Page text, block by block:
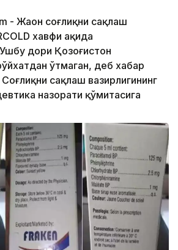
- Жаҳон соғлиқни сақлаш
хавфи ҳақида
дори Қозоғистон
ўтмаган, деб хабар
сақлаш вазирлигининг
назорати қўмитасига